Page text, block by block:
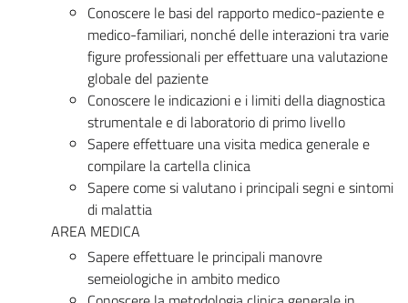
Conoscere le basi del rapporto medico-paziente e
medico-familiari, nonché delle interazioni tra varie
figure professionali per effettuare una valutazione
globale del paziente
Conoscere le indicazioni e i limiti della diagnostica
strumentale e di laboratorio di primo livello
Sapere effettuare una visita medica generale e
compilare la cartella clinica
Sapere come si valutano i principali segni e sintomi
di malattia
AREA MEDICA
Sapere effettuare le principali manovre
semeiologiche in ambito medico